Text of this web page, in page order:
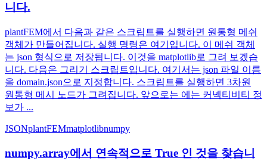
니다.
plantFEM에서 다음과 같은 스크립트를 실행하면 원통형 메쉬
객체가 만들어집니다. 실행 명령은 여기입니다. 이 메쉬 객체
는 json 형식으로 저장됩니다. 이것을 matplotlib로 그려 보겠습
니다. 다음은 그리기 스크립트입니다. 여기서는 json 파일 이름
을 domain.json으로 지정합니다. 스크립트를 실행하면 3차원
원통형 메시 노드가 그려집니다. 앞으로는 에는 커넥티비티 정
보가 ...
JSONplantFEMmatplotlibnumpy
numpy.array에서 연속적으로 True 인 것을 찾습니